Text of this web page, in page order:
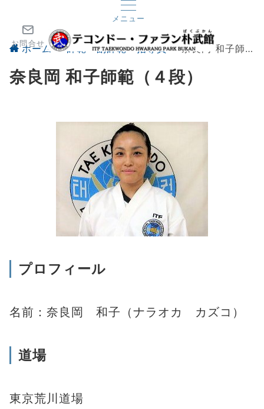
メニュー
お問合せ
ホーム 師範・副師範・指導員 奈良岡 和子師範（４段）
奈良岡 和子師範（４段）
プロフィール
名前：奈良岡 和子（ナラオカ カズコ）
道場
東京荒川道場